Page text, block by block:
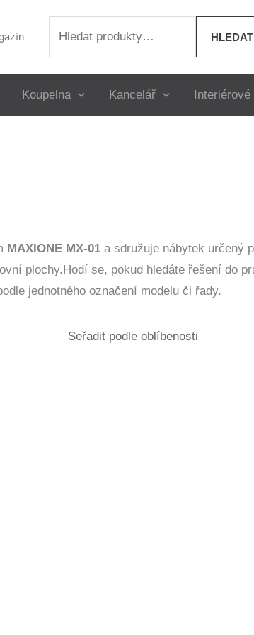
HLEDAT
Koupelna Kancelář Interiérové
MAXIONE MX-01 a sdružuje nábytek určený
plochy.Hodí se, pokud hledáte řešení do
jednotného označení modelu či řady.